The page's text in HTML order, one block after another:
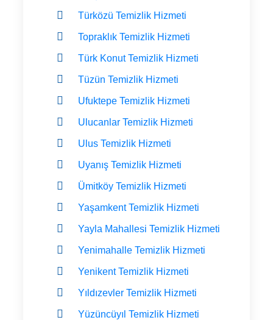
Türközü Temizlik Hizmeti
Topraklık Temizlik Hizmeti
Türk Konut Temizlik Hizmeti
Tüzün Temizlik Hizmeti
Ufuktepe Temizlik Hizmeti
Ulucanlar Temizlik Hizmeti
Ulus Temizlik Hizmeti
Uyanış Temizlik Hizmeti
Ümitköy Temizlik Hizmeti
Yaşamkent Temizlik Hizmeti
Yayla Mahallesi Temizlik Hizmeti
Yenimahalle Temizlik Hizmeti
Yenikent Temizlik Hizmeti
Yıldızevler Temizlik Hizmeti
Yüzüncüyıl Temizlik Hizmeti